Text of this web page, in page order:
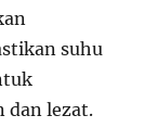
suhu
dan lezat.